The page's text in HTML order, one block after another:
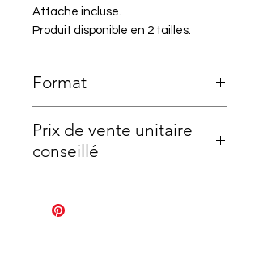
Attache incluse.
Produit disponible en 2 tailles.
Format
Prix de vente unitaire
conseillé